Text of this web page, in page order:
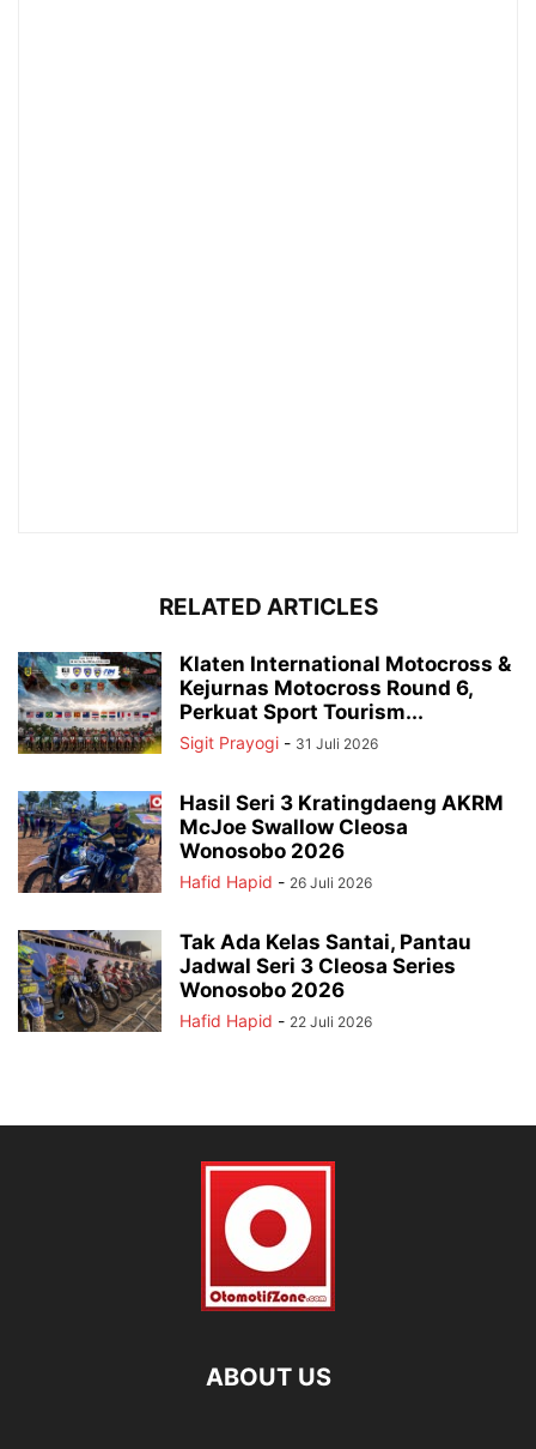
RELATED ARTICLES
Klaten International Motocross &
Kejurnas Motocross Round 6,
Perkuat Sport Tourism...
Sigit Prayogi - 31 Juli 2026
Hasil Seri 3 Kratingdaeng AKRM
McJoe Swallow Cleosa
Wonosobo 2026
Hafid Hapid - 26 Juli 2026
Tak Ada Kelas Santai, Pantau
Jadwal Seri 3 Cleosa Series
Wonosobo 2026
Hafid Hapid - 22 Juli 2026
ABOUT US